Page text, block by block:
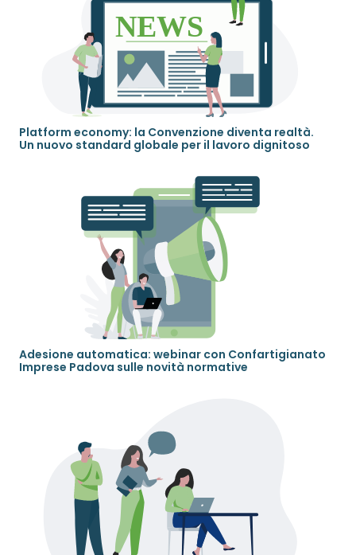
Platform economy: la Convenzione diventa realtà.
Un nuovo standard globale per il lavoro dignitoso
Adesione automatica: webinar con Confartigianato
Imprese Padova sulle novità normative